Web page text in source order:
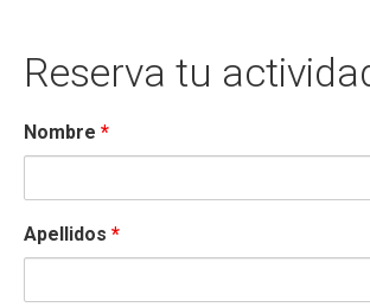
Reserva tu
Nombre *
Apellidos *